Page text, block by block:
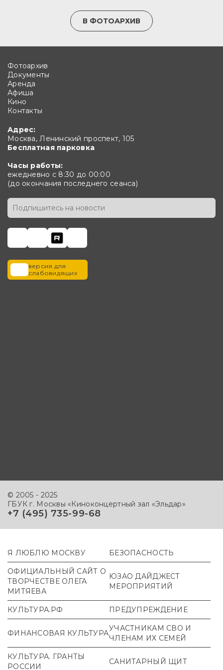
В ФОТОАРХИВ
Фотоархив
Документы
Аренда
Афиша
Кино
Контакты
Адрес:
Москва, Ленинский проспект, 105
Бесплатная парковка
Часы работы:
ежедневно с 8:30 до 00:00
(до окончания последнего сеанса)
версия для
слабовидящих
© 2005 - 2025
ГБУК г. Москвы «Киноконцертный зал «Эльдар»
+7 (495) 735-99-68
Я ЛЮБЛЮ МОСКВУ БЕЗОПАСНОСТЬ
ОФИЦИАЛЬНЫЙ САЙТ О
ТВОРЧЕСТВЕ ОЛЕГА
МИТЯЕВА
ЮЗАО ДАЙДЖЕСТ
МЕРОПРИЯТИЙ
КУЛЬТУРА.РФ ПРЕДУПРЕЖДЕНИЕ
ФИНАНСОВАЯ КУЛЬТУРА
УЧАСТНИКАМ СВО И
ЧЛЕНАМ ИХ СЕМЕЙ
КУЛЬТУРА. ГРАНТЫ
РОССИИ
САНИТАРНЫЙ ЩИТ